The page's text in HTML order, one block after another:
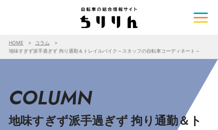
HOME
コラム
地味すぎず派手過ぎず 拘り通勤＆トレイルバイク～スタッフの自転車コーディネート～
COLUMN
地味すぎず派手過ぎず 拘り通勤＆ト